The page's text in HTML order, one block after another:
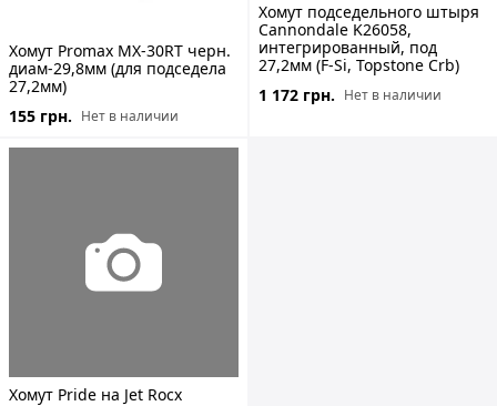
Хомут Promax MX-30RT черн.
диам-29,8мм (для подседела
27,2мм)
155 грн. Нет в наличии
Хомут подседельного штыря
Cannondale K26058,
интегрированный, под
27,2мм (F-Si, Topstone Crb)
1 172 грн. Нет в наличии
Хомут Pride на Jet Rocx